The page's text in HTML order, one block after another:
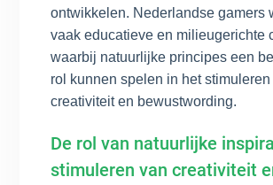
ontwikkelen. Nederlandse gamers
vaak educatieve en milieugerichte
waarbij natuurlijke principes een
rol kunnen spelen in het stimuleren
creativiteit en bewustwording.
De rol van natuurlijke
stimuleren van creativiteit